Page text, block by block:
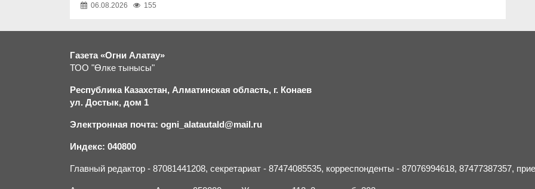
06.08.2026 155
Газета «Огни Алатау»
ТОО "Өлке тынысы"
Республика Казахстан, Алматинская область, г. Конаев
ул. Достык, дом 1
Электронная почта: ogni_alatautald@mail.ru
Индекс: 040800
Главный редактор - 87081441208, секретариат - 87474085535, корреспонденты - 87076994618, 87477387357,